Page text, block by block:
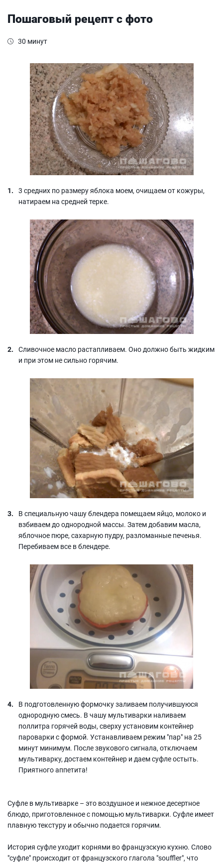
Пошаговый рецепт с фото
30 минут
3 средних по размеру яблока моем, очищаем от кожуры,
натираем на средней терке.
Сливочное масло растапливаем. Оно должно быть жидким
и при этом не сильно горячим.
В специальную чашу блендера помещаем яйцо, молоко и
взбиваем до однородной массы. Затем добавим масла,
яблочное пюре, сахарную пудру, разломанные печенья.
Перебиваем все в блендере.
В подготовленную формочку заливаем получившуюся
однородную смесь. В чашу мультиварки наливаем
поллитра горячей воды, сверху установим контейнер
пароварки с формой. Устанавливаем режим "пар" на 25
минут минимум. После звукового сигнала, отключаем
мультиварку, достаем контейнер и даем суфле остыть.
Приятного аппетита!
Суфле в мультиварке – это воздушное и нежное десертное
блюдо, приготовленное с помощью мультиварки. Суфле имеет
плавную текстуру и обычно подается горячим.
История суфле уходит корнями во французскую кухню. Слово
"суфле" происходит от французского глагола "souffler", что